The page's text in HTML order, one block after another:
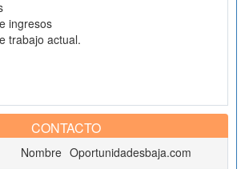
ingresos
trabajo actual.
CONTACTO
Nombre Oportunidadesbaja.com